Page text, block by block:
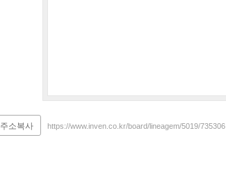
주소복사 https://www.inven.co.kr/board/lineagem/5019/735306